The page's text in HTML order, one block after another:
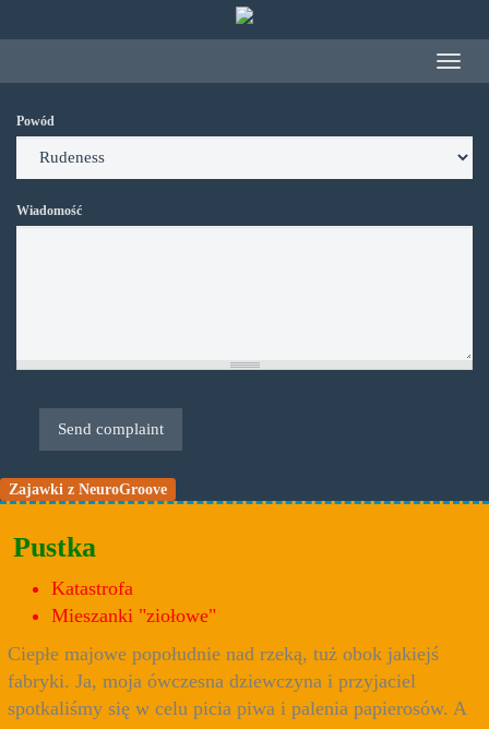
Toggle
Powód
Wiadomość
Send complaint
Zajawki z NeuroGroove
Pustka
Katastrofa
Mieszanki "ziołowe"
Ciepłe majowe popołudnie nad rzeką, tuż obok jakiejś
fabryki. Ja, moja ówczesna dziewczyna i przyjaciel
spotkaliśmy się w celu picia piwa i palenia papierosów. A